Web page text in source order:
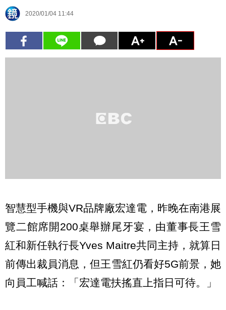
2020/01/04 11:44
智慧型手機與VR品牌廠宏達電，昨晚在南港展
覽二館席開200桌舉辦尾牙宴，由董事長王雪
紅和新任執行長Yves Maitre共同主持，就算日
前傳出裁員消息，但王雪紅仍看好5G前景，她
向員工喊話：「宏達電扶搖直上指日可待。」